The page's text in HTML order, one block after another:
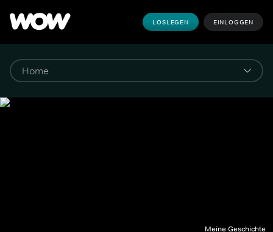
LOSLEGEN EINLOGGEN
Meine Geschichte